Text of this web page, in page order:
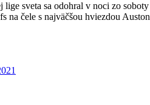
lige sveta sa odohral v noci zo
na čele s najväčšou hviezdou